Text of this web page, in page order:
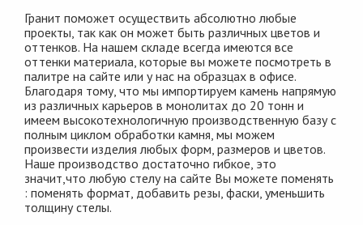
Гранит поможет осуществить абсолютно любые
проекты, так как он может быть различных цветов и
оттенков. На нашем складе всегда имеются все
оттенки материала, которые вы можете посмотреть в
палитре на сайте или у нас на образцах в офисе.
Благодаря тому, что мы импортируем камень напрямую
из различных карьеров в монолитах до 20 тонн и
имеем высокотехнологичную производственную базу с
полным циклом обработки камня, мы можем
произвести изделия любых форм, размеров и цветов.
Наше производство достаточно гибкое, это
значит,что любую стелу на сайте Вы можете поменять
: поменять формат, добавить резы, фаски, уменьшить
толщину стелы.